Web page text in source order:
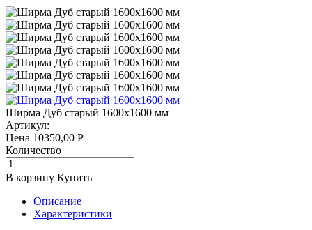
Ширма Дуб старый 1600х1600 мм
Артикул:
Цена 10350,00 Р
Количество
В корзину Купить
Описание
Характеристики